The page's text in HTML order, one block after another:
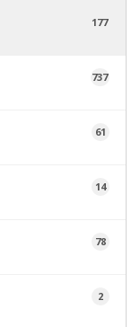
177
737
61
14
78
2